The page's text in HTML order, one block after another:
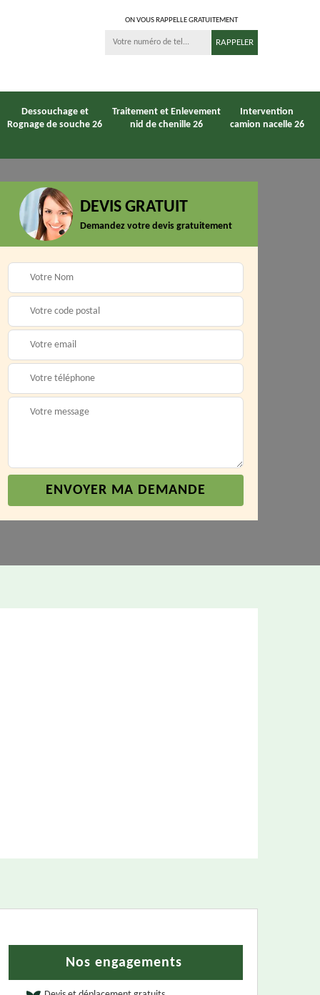
ON VOUS RAPPELLE GRATUITEMENT
Dessouchage et
Rognage de souche 26
Traitement et Enlevement
nid de chenille 26
Intervention
camion nacelle 26
Paysagiste 26
DEVIS GRATUIT
Demandez votre devis gratuitement
Nos engagements